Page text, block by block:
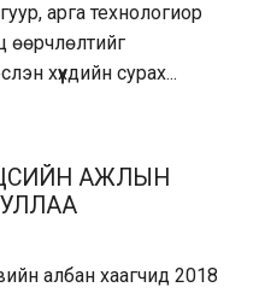
арга технологиор
өөрчлөлтийг
хүүхдийн сурах...
АЖЛЫН
албан хаагчид 2018